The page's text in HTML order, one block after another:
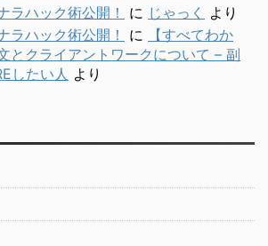
ラハック術公開！
に じゃっく
より
ラハック術公開！
に
【すべてわか
とクライアントワークについて – 副
したい人 より